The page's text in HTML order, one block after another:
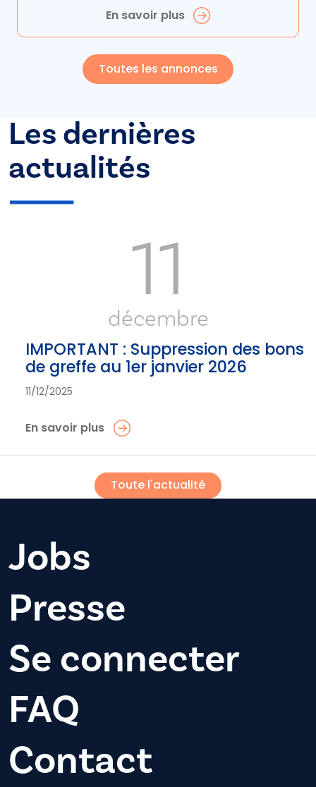
En savoir plus
Toutes les annonces
Les dernières
actualités
11
décembre
IMPORTANT : Suppression des bons
de greffe au 1er janvier 2026
11/12/2025
En savoir plus
Toute l'actualité
Jobs
Presse
Se connecter
FAQ
Contact